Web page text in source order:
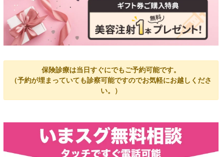
保険診療は当日すぐにでもご予約可能です。
（予約が埋まっていても診察可能ですのでお気軽にお越しくださ
い。）